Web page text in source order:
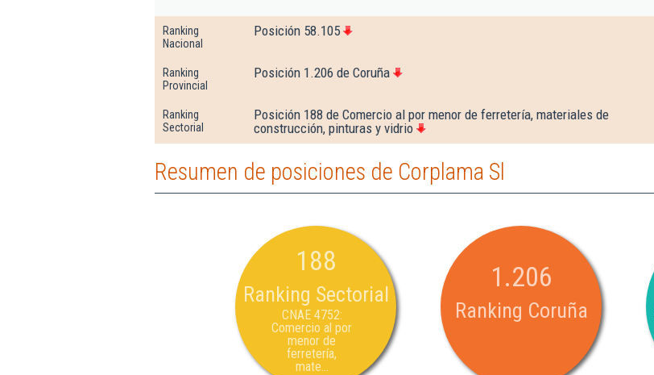
Ranking
Nacional
Posición 58.105
Ranking
Provincial
Posición 1.206 de Coruña
Ranking
Sectorial
Posición 188 de Comercio al por menor de ferretería, materiales de
construcción, pinturas y vidrio
Resumen de posiciones de Corplama Sl
188
Ranking Sectorial
CNAE 4752:
Comercio al por
menor de
ferretería,
mate...
1.206
Ranking Coruña